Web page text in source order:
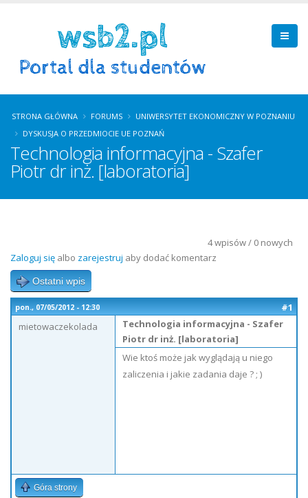
STRONA GŁÓWNA FORUMS
UNIWERSYTET EKONOMICZNY W POZNANIU
DYSKUSJA O PRZEDMIOCIE UE POZNAŃ
Technologia informacyjna - Szafer
Piotr dr inż. [laboratoria]
4 wpisów / 0 nowych
Zaloguj się albo zarejestruj aby dodać komentarz
Ostatni wpis
pon., 07/05/2012 - 12:30
#1
mietowaczekolada
Technologia informacyjna - Szafer
Piotr dr inż. [laboratoria]
Wie ktoś może jak wyglądają u niego
zaliczenia i jakie zadania daje ? ; )
Góra strony